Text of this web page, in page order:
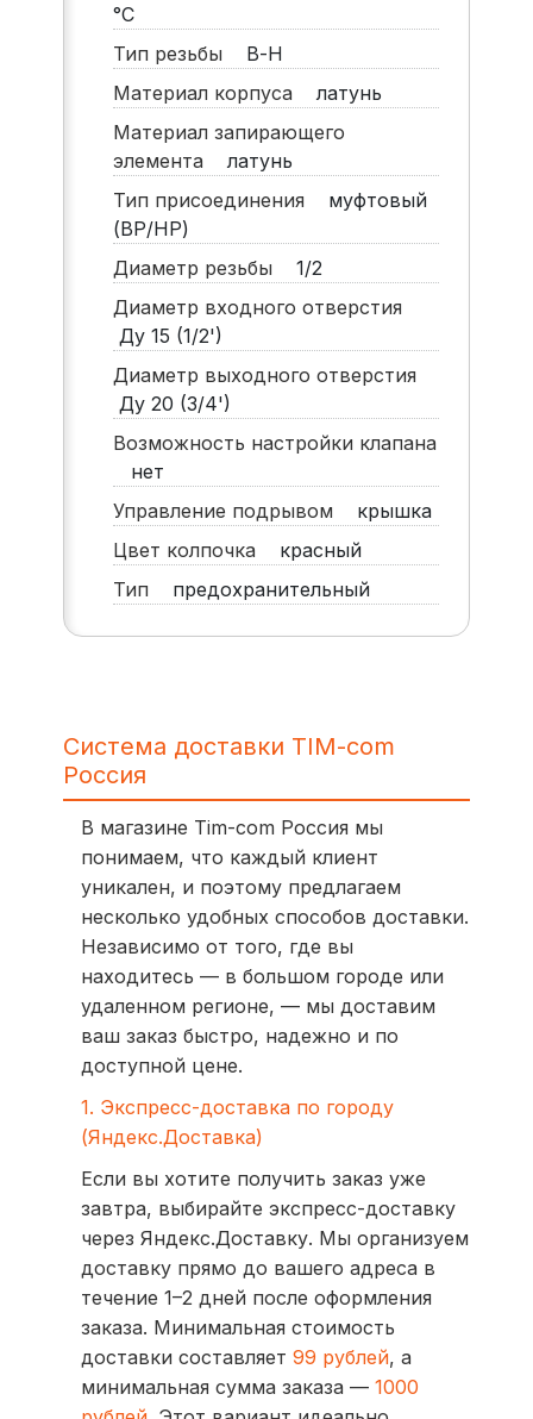
°C
Тип резьбы
В-Н
Материал корпуса
латунь
Материал запирающего
элемента
латунь
Тип присоединения
муфтовый
(ВР/НР)
Диаметр резьбы
1/2
Диаметр входного отверстия
Ду 15 (1/2')
Диаметр выходного отверстия
Ду 20 (3/4')
Возможность настройки клапана
нет
Управление подрывом
крышка
Цвет колпочка
красный
Тип
предохранительный
Система доставки TIM-com
Россия
В магазине Tim-com Россия мы
понимаем, что каждый клиент
уникален, и поэтому предлагаем
несколько удобных способов доставки.
Независимо от того, где вы
находитесь — в большом городе или
удаленном регионе, — мы доставим
ваш заказ быстро, надежно и по
доступной цене.
1. Экспресс-доставка по городу
(Яндекс.Доставка)
Если вы хотите получить заказ уже
завтра, выбирайте экспресс-доставку
через Яндекс.Доставку. Мы организуем
доставку прямо до вашего адреса в
течение 1–2 дней после оформления
заказа. Минимальная стоимость
доставки составляет 99 рублей, а
минимальная сумма заказа — 1000